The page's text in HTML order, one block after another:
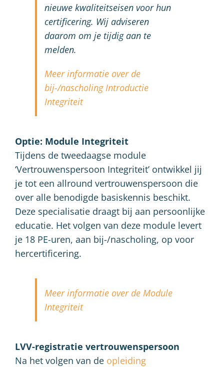
nieuwe kwaliteitseisen voor hun
certificering. Wij adviseren
daarom om je tijdig aan te
melden.
Meer informatie over de
bij-/nascholing Introductie
Integriteit
Optie: Module Integriteit
Tijdens de tweedaagse module
‘Vertrouwenspersoon Integriteit’ ontwikkel jij
je tot een allround vertrouwenspersoon die
over alle benodigde basiskennis beschikt.
Deze specialisatie draagt bij aan persoonlijke
educatie. Het volgen van deze module levert
je 18 PE-uren, aan bij-/nascholing, op voor
hercertificering.
Meer informatie over de Module
Integriteit
LVV-registratie vertrouwenspersoon
Na het volgen van de opleiding